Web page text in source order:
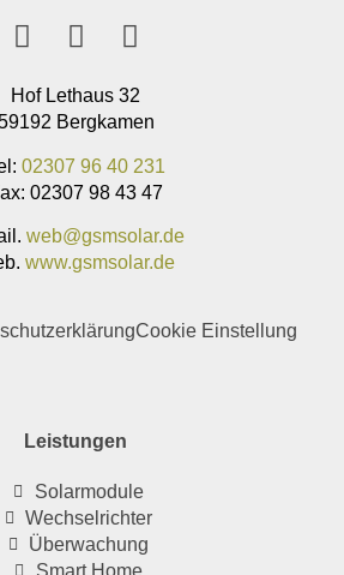
Hof Lethaus 32
Bergkamen
02307 96 40 231
02307 98 43 47
web@gsmsolar.de
www.gsmsolar.de
Cookie Einstellung
Leistungen
Solarmodule
Wechselrichter
Überwachung
Smart Home